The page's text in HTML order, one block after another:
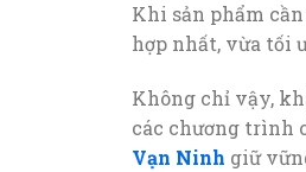
Khi sản phẩm
hợp nhất, vừa tối
Không chỉ vậy,
các chương trình
Vạn Ninh giữ